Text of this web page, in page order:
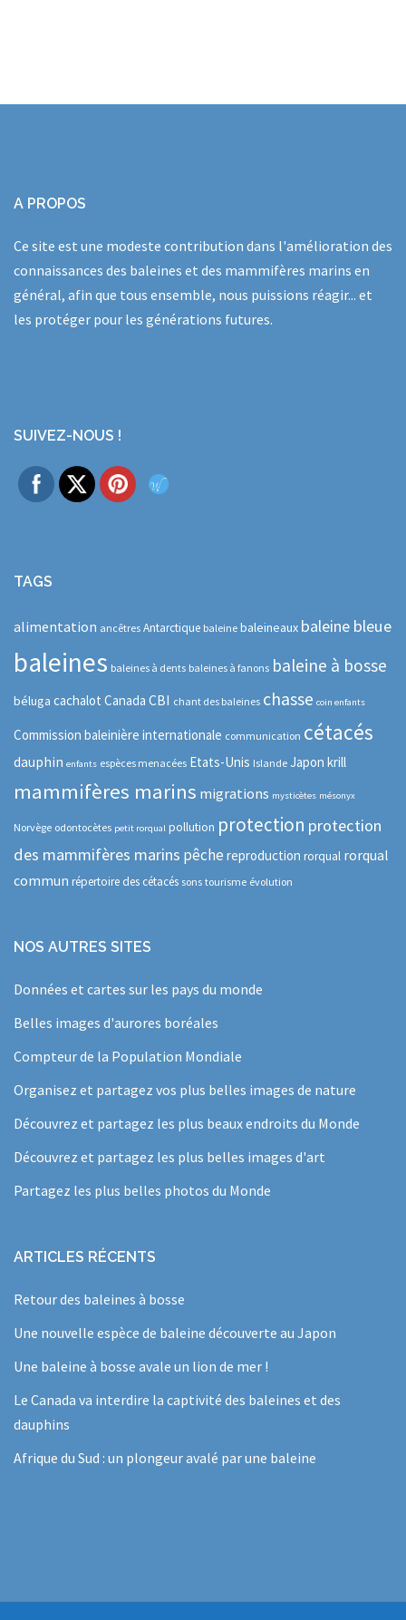
A PROPOS
Ce site est une modeste contribution dans l'amélioration des
connaissances des baleines et des mammifères marins en
général, afin que tous ensemble, nous puissions réagir... et
les protéger pour les générations futures.
SUIVEZ-NOUS !
TAGS
alimentation ancêtres Antarctique baleine baleineaux baleine bleue
baleines baleines à dents baleines à fanons baleine à bosse
béluga cachalot Canada CBI chant des baleines chasse coin enfants
Commission baleinière internationale communication cétacés
dauphin enfants espèces menacées Etats-Unis Islande Japon krill
mammifères marins migrations mysticètes mésonyx
Norvège odontocètes petit rorqual pollution protection protection
des mammifères marins pêche reproduction rorqual rorqual
commun répertoire des cétacés sons tourisme évolution
NOS AUTRES SITES
Données et cartes sur les pays du monde
Belles images d'aurores boréales
Compteur de la Population Mondiale
Organisez et partagez vos plus belles images de nature
Découvrez et partagez les plus beaux endroits du Monde
Découvrez et partagez les plus belles images d'art
Partagez les plus belles photos du Monde
ARTICLES RÉCENTS
Retour des baleines à bosse
Une nouvelle espèce de baleine découverte au Japon
Une baleine à bosse avale un lion de mer !
Le Canada va interdire la captivité des baleines et des
dauphins
Afrique du Sud : un plongeur avalé par une baleine